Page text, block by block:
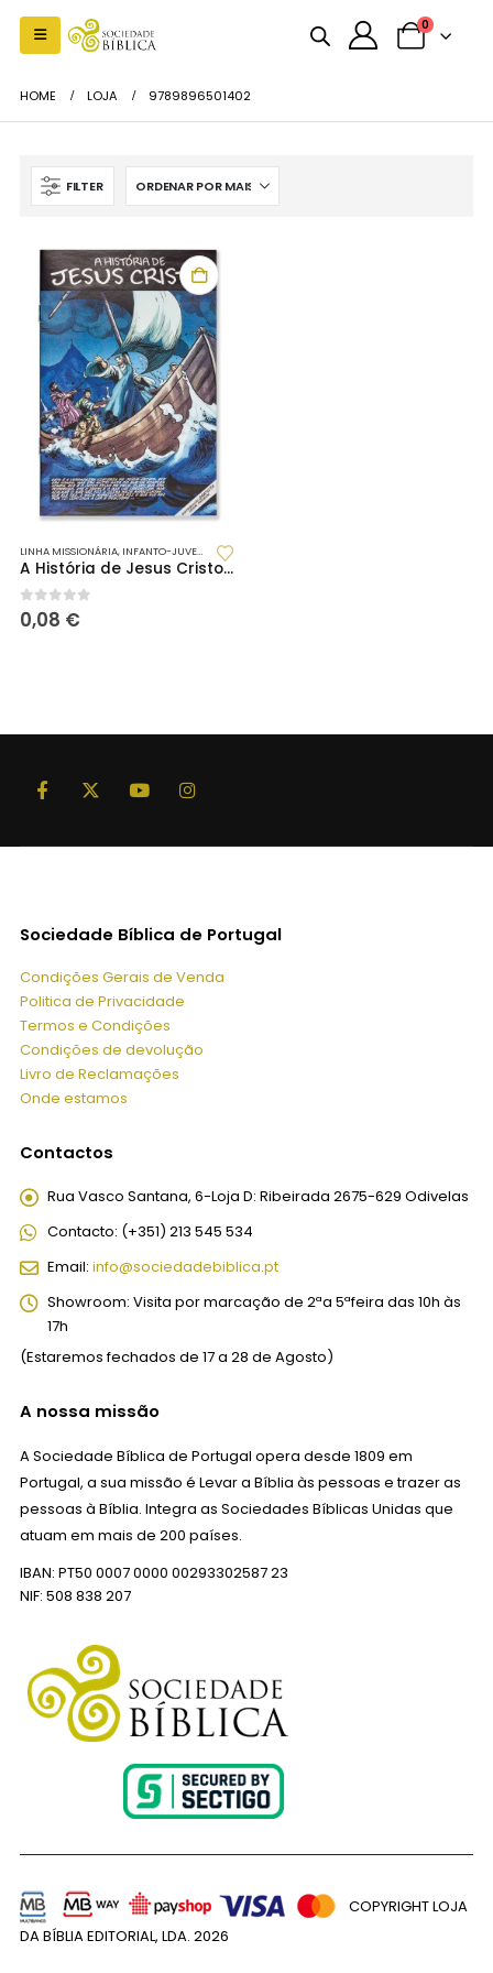
0
HOME LOJA 9789896501402
FILTER
LINHA MISSIONÁRIA, INFANTO-JUVENIL
A História de Jesus Cristo – Brochura
0out of 5
0,08 €
Sociedade Bíblica de Portugal
Condições Gerais de Venda
Politica de Privacidade
Termos e Condições
Condições de devolução
Livro de Reclamações
Onde estamos
Contactos
Rua Vasco Santana, 6-Loja D: Ribeirada 2675-629 Odivelas
Contacto: (+351) 213 545 534
Email: info@sociedadebiblica.pt
Showroom: Visita por marcação de 2ªa 5ªfeira das 10h às
17h
(Estaremos fechados de 17 a 28 de Agosto)
A nossa missão
A Sociedade Bíblica de Portugal opera desde 1809 em
Portugal, a sua missão é Levar a Bíblia às pessoas e trazer as
pessoas à Bíblia. Integra as Sociedades Bíblicas Unidas que
atuam em mais de 200 países.
IBAN: PT50 0007 0000 00293302587 23
NIF: 508 838 207
COPYRIGHT LOJA
DA BÍBLIA EDITORIAL, LDA. 2026